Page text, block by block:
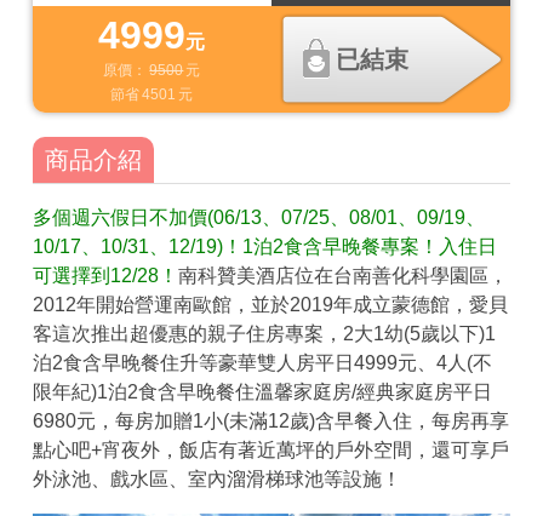
4999元
原價： 9500元
節省4501 元
已結束
商品介紹
多個週六假日不加價(06/13、07/25、08/01、09/19、
10/17、10/31、12/19)！1泊2食含早晚餐專案！入住日
可選擇到12/28！ 南科贊美酒店位在台南善化科學園區，
2012年開始營運南歐館，並於2019年成立蒙德館，愛貝
客這次推出超優惠的親子住房專案，2大1幼(5歲以下)1
泊2食含早晚餐住升等豪華雙人房平日4999元、4人(不
限年紀)1泊2食含早晚餐住溫馨家庭房/經典家庭房平日
6980元，每房加贈1小(未滿12歲)含早餐入住，每房再享
點心吧+宵夜外，飯店有著近萬坪的戶外空間，還可享戶
外泳池、戲水區、室內溜滑梯球池等設施！